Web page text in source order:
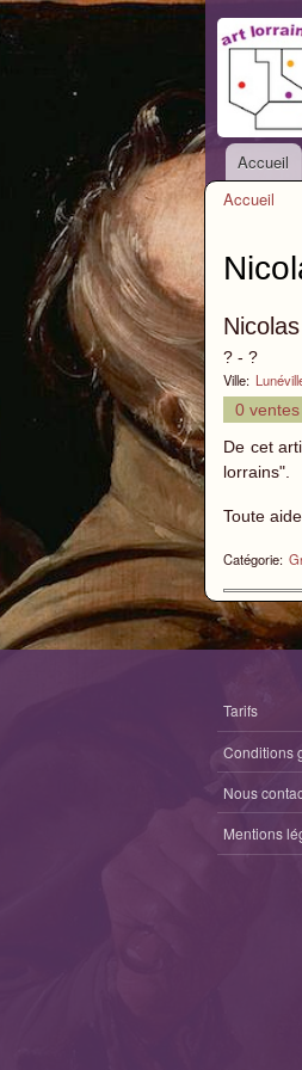
Menu
Accueil
Accueil
? - ?
Ville:
0
De cet
lorrains".
Toute
Catégorie:
Tarifs
Conditions
Nous
Mentions